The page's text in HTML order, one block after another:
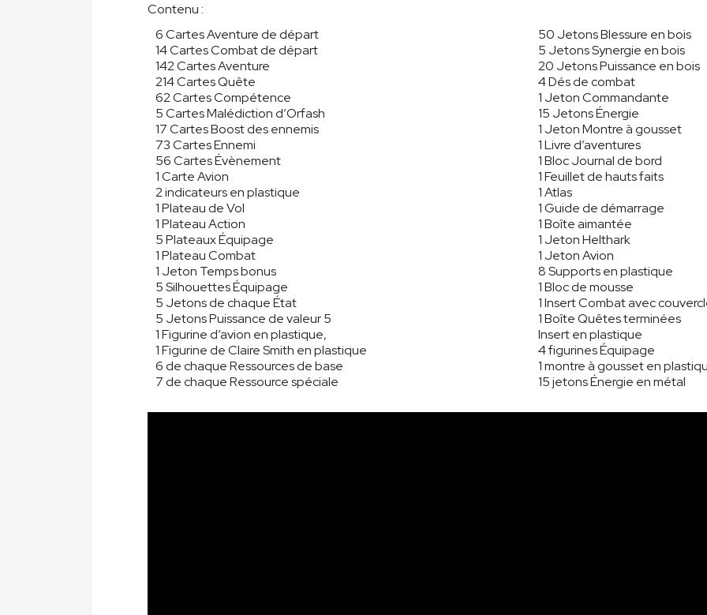
Contenu :
6 Cartes Aventure de départ
14 Cartes Combat de départ
142 Cartes Aventure
214 Cartes Quête
62 Cartes Compétence
5 Cartes Malédiction d’Orfash
17 Cartes Boost des ennemis
73 Cartes Ennemi
56 Cartes Évènement
1 Carte Avion
2 indicateurs en plastique
1 Plateau de Vol
1 Plateau Action
5 Plateaux Équipage
1 Plateau Combat
1 Jeton Temps bonus
5 Silhouettes Équipage
5 Jetons de chaque État
5 Jetons Puissance de valeur 5
1 Figurine d’avion en plastique,
1 Figurine de Claire Smith en plastique
6 de chaque Ressources de base
7 de chaque Ressource spéciale
50 Jetons Blessure en bois
5 Jetons Synergie en bois
20 Jetons Puissance en bois
4 Dés de combat
1 Jeton Commandante
15 Jetons Énergie
1 Jeton Montre à gousset
1 Livre d’aventures
1 Bloc Journal de bord
1 Feuillet de hauts faits
1 Atlas
1 Guide de démarrage
1 Boîte aimantée
1 Jeton Helthark
1 Jeton Avion
8 Supports en plastique
1 Bloc de mousse
1 Insert Combat avec
1 Boîte Quêtes terminées
Insert en plastique
4 figurines Équipage
1 montre à gousset en
15 jetons Énergie en métal